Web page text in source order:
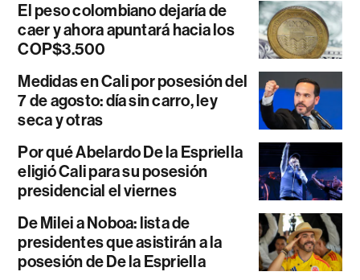
El peso colombiano dejaría de
caer y ahora apuntará hacia los
COP$3.500
Medidas en Cali por posesión del
7 de agosto: día sin carro, ley
seca y otras
Por qué Abelardo De la Espriella
eligió Cali para su posesión
presidencial el viernes
De Milei a Noboa: lista de
presidentes que asistirán a la
posesión de De la Espriella